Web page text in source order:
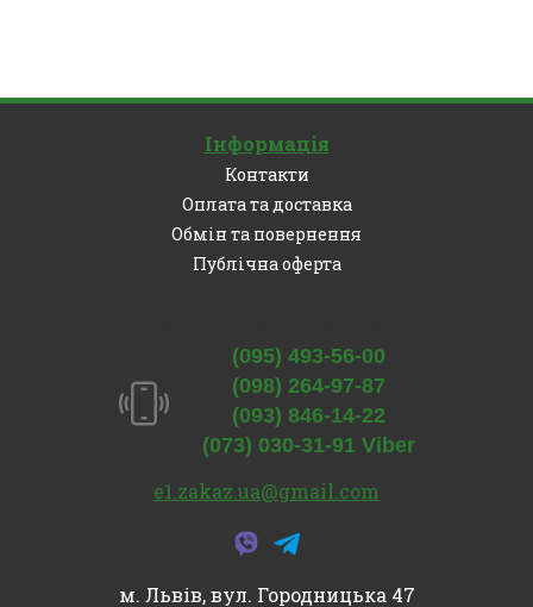
Інформація
Контакти
Оплата та доставка
Обмін та повернення
Публічна оферта
(095) 493-56-00
(098) 264-97-87
(093) 846-14-22
(073) 030-31-91 Viber
e1.zakaz.ua@gmail.com
м. Львів, вул. Городницька 47